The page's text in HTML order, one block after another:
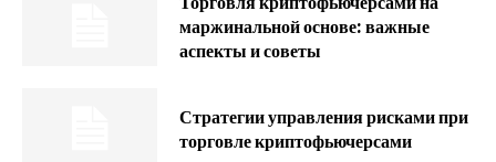
маржинальной основе: важные
аспекты и советы
Стратегии управления рисками при
торговле криптофьючерсами